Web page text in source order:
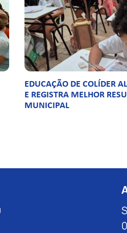
EDUCAÇÃO DE COLÍDER
E REGISTRA MELHOR
MUNICIPAL